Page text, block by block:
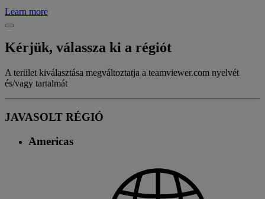
Learn more
Kérjük, válassza ki a régiót
A terület kiválasztása megváltoztatja a teamviewer.com nyelvét
és/vagy tartalmát
JAVASOLT RÉGIÓ
Americas